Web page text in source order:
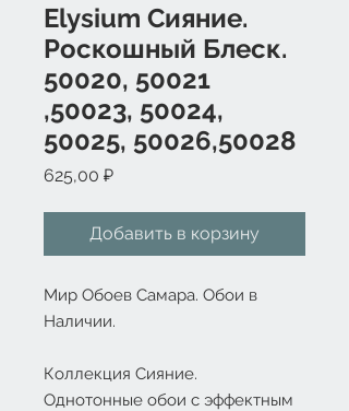
Elysium Сияние.
Роскошный Блеск.
50020, 50021
,50023, 50024,
50025, 50026,50028
625,00 ₽Цена
Добавить в корзину
Мир Обоев Самара. Обои в
Наличии.
Коллекция Сияние.
Однотонные обои с эффектным